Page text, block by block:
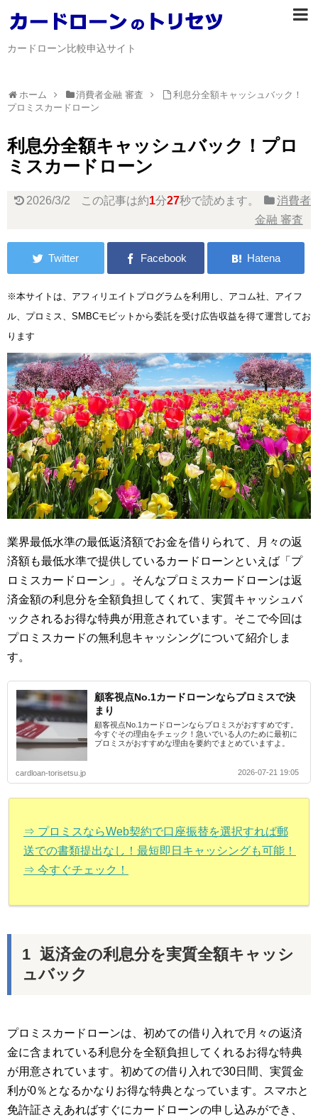
カードローン比較申込サイト
ホーム 消費者金融 審査
利息分全額キャッシュバック！
プロミスカードローン
利息分全額キャッシュバック！プロ
ミスカードローン
2026/3/2 この記事は約1分27秒で読めます。
消費者
金融 審査
※本サイトは、アフィリエイトプログラムを利用し、アコム社、アイフ
ル、プロミス、SMBCモビットから委託を受け広告収益を得て運営してお
ります
業界最低水準の最低返済額でお金を借りられて、月々の返
済額も最低水準で提供しているカードローンといえば「プ
ロミスカードローン」。そんなプロミスカードローンは返
済金額の利息分を全額負担してくれて、実質キャッシュバ
ックされるお得な特典が用意されています。そこで今回は
プロミスカードの無利息キャッシングについて紹介しま
す。
顧客視点No.1カードローンならプロミスで決
まり
顧客視点No.1カードローンならプロミスがおすすめです。
今すぐその理由をチェック！急いでいる人のために最初に
プロミスがおすすめな理由を要約でまとめていますよ。
cardloan-torisetsu.jp 2026-07-21 19:05
⇒ プロミスならWeb契約で口座振替を選択すれば郵
送での書類提出なし！最短即日キャッシングも可能！
⇒ 今すぐチェック！
返済金の利息分を実質全額キャッシ
ュバック
プロミスカードローンは、初めての借り入れで月々の返済
金に含まれている利息分を全額負担してくれるお得な特典
が用意されています。初めての借り入れで30日間、実質金
利が0％となるかなりお得な特典となっています。スマホと
免許証さえあればすぐにカードローンの申し込みができ、